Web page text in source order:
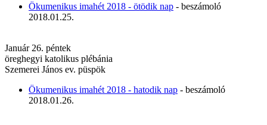
Ökumenikus imahét 2018 - ötödik nap - beszámoló
2018.01.25.
Január 26. péntek
öreghegyi katolikus plébánia
Szemerei János ev. püspök
Ökumenikus imahét 2018 - hatodik nap - beszámoló
2018.01.26.